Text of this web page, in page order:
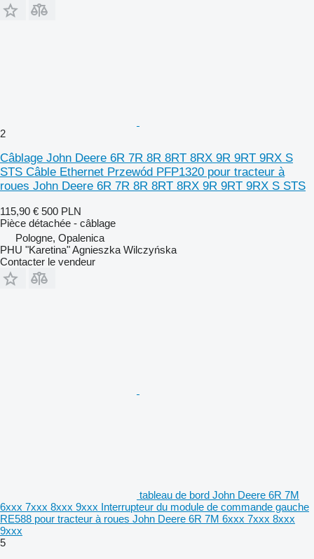
2
Câblage John Deere 6R 7R 8R 8RT 8RX 9R 9RT 9RX S
STS Câble Ethernet Przewód PFP1320 pour tracteur à
roues John Deere 6R 7R 8R 8RT 8RX 9R 9RT 9RX S STS
115,90 € 500 PLN
Pièce détachée - câblage
Pologne, Opalenica
PHU "Karetina" Agnieszka Wilczyńska
Contacter le vendeur
tableau de bord John Deere 6R 7M
6xxx 7xxx 8xxx 9xxx Interrupteur du module de commande gauche
RE588 pour tracteur à roues John Deere 6R 7M 6xxx 7xxx 8xxx
9xxx
5